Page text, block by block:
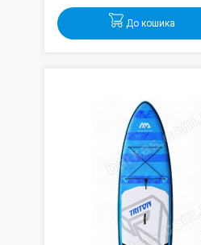
До кошика